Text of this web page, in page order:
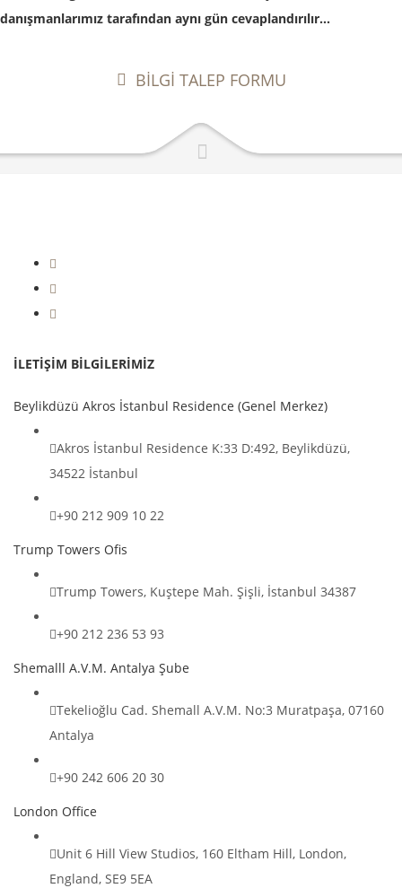
danışmanlarımız tarafından aynı gün cevaplandırılır...
BİLGİ TALEP FORMU
İLETİŞİM BİLGİLERİMİZ
Beylikdüzü Akros İstanbul Residence (Genel Merkez)
Akros İstanbul Residence K:33 D:492, Beylikdüzü,
34522 İstanbul
+90 212 909 10 22
Trump Towers Ofis
Trump Towers, Kuştepe Mah. Şişli, İstanbul 34387
+90 212 236 53 93
Shemalll A.V.M. Antalya Şube
Tekelioğlu Cad. Shemall A.V.M. No:3 Muratpaşa, 07160
Antalya
+90 242 606 20 30
London Office
Unit 6 Hill View Studios, 160 Eltham Hill, London,
England, SE9 5EA